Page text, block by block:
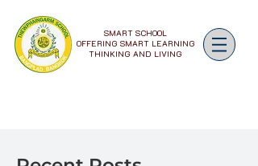
SMART SCHOOL
OFFERING SMART LEARNING
THINKING AND LIVING